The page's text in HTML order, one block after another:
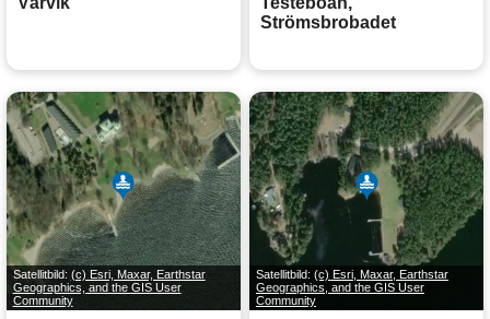
Strömsbrobadet
Satellitbild: (c) Esri, Maxar, Earthstar
Geographics, and the GIS User
Community
Satellitbild: (c) Esri, Maxar, Earthstar
Geographics, and the GIS User
Community